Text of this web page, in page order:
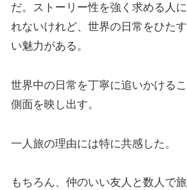
だ。ストーリー性を強く求める人
れないけれど、世界の日常をひた
い魅力がある。
世界中の日常を丁寧に追いかける
側面を映し出す。
一人旅の理由には特に共感した。
もちろん、仲のいい友人と数人で